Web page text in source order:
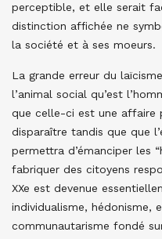
perceptible, et elle serait
distinction affichée ne
la société et à ses moeurs.
La grande erreur du
l’animal social qu’est
que celle-ci est une affaire
disparaître tandis que que
permettra d’émanciper les
fabriquer des citoyens
XXe est devenue
individualisme, hédonisme,
communautarisme fondé